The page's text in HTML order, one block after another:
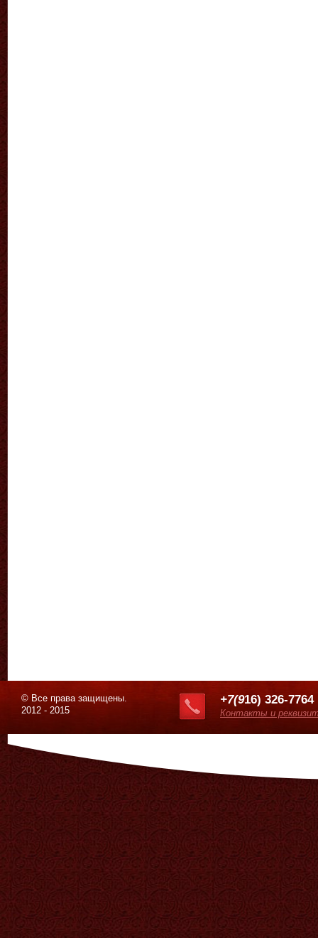
© Все права защищены.
2012 - 2015
+7(916) 326-7764
Контакты и